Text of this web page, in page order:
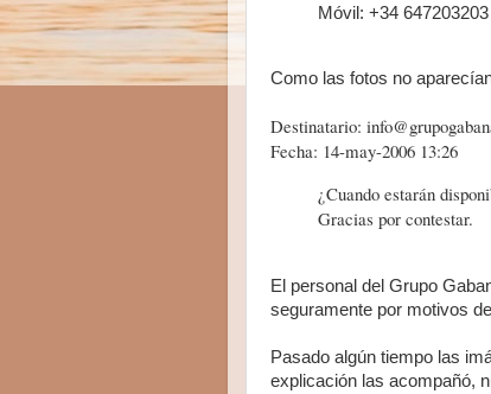
Móvil: +34
Como las fotos no
Destinatario:
Fecha: 14-may-2006 13:26
¿Cuando estarán
Gracias por contestar.
El personal del Grupo
seguramente por motivos
Pasado algún tiempo las
explicación las acompañó,